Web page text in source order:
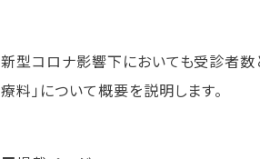
新型コロナ影響下においても受診者数
療料」について概要を説明します。